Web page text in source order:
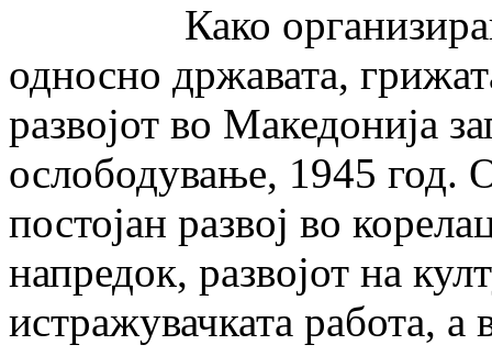
Како организирана
односно државата,
развојот во Македонија
ослободување, 1945 год.
постојан развој во
напредок, развојот на
истражувачката работа, а